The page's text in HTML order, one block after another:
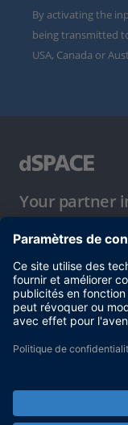
By activating the
being transmitted
USA, Canada or
Your partner
Conditions
Politique de
Mentions